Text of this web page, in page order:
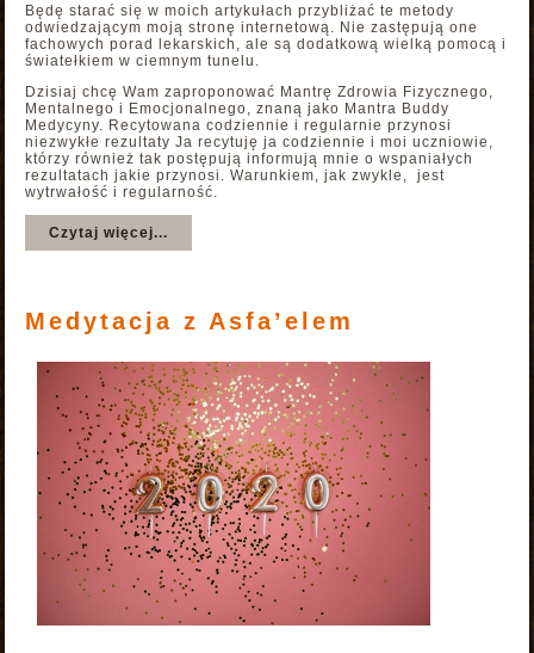
Będę starać się w moich artykułach przybliżać te metody
odwiedzającym moją stronę internetową. Nie zastępują one
fachowych porad lekarskich, ale są dodatkową wielką pomocą i
światełkiem w ciemnym tunelu.
Dzisiaj chcę Wam zaproponować Mantrę Zdrowia Fizycznego,
Mentalnego i Emocjonalnego, znaną jako Mantra Buddy
Medycyny. Recytowana codziennie i regularnie przynosi
niezwykłe rezultaty Ja recytuję ja codziennie i moi uczniowie,
którzy również tak postępują informują mnie o wspaniałych
rezultatach jakie przynosi. Warunkiem, jak zwykle, jest
wytrwałość i regularność.
Czytaj więcej...
Medytacja z Asfa’elem